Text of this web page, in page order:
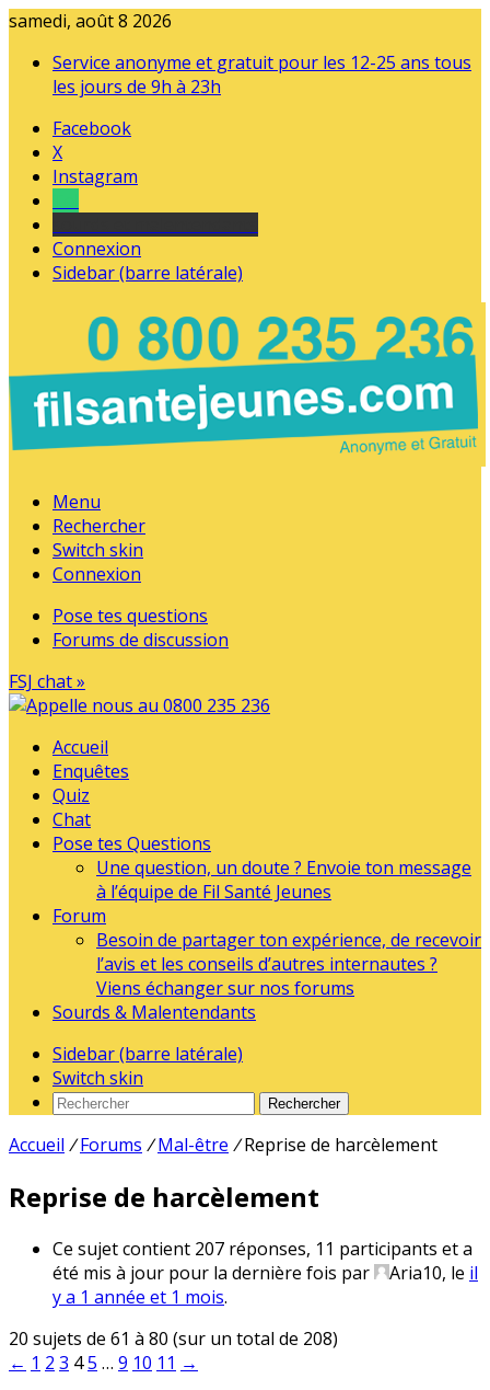
samedi, août 8 2026
Service anonyme et gratuit pour les 12-25 ans tous
les jours de 9h à 23h
Facebook
X
Instagram
Connexion
Sidebar (barre latérale)
Menu
Rechercher
Switch skin
Connexion
Pose tes questions
Forums de discussion
FSJ chat »
Accueil
Enquêtes
Quiz
Chat
Pose tes Questions
Une question, un doute ? Envoie ton message
à l’équipe de Fil Santé Jeunes
Forum
Besoin de partager ton expérience, de recevoir
l’avis et les conseils d’autres internautes ?
Viens échanger sur nos forums
Sourds & Malentendants
Sidebar (barre latérale)
Switch skin
Rechercher
Accueil / Forums / Mal-être / Reprise de harcèlement
Reprise de harcèlement
Ce sujet contient 207 réponses, 11 participants et a
été mis à jour pour la dernière fois par
Aria10, le il
y a 1 année et 1 mois.
20 sujets de 61 à 80 (sur un total de 208)
← 1 2 3 45 … 9 10 11 →